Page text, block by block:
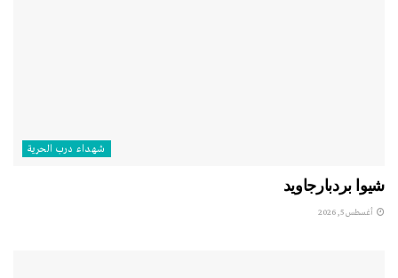
شهداء درب الحرية
شيوا بردبارجاويد
أغسطس 5, 2026